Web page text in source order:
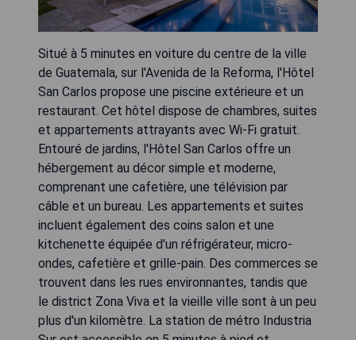
Situé à 5 minutes en voiture du centre de la ville
de Guatemala, sur l'Avenida de la Reforma, l'Hôtel
San Carlos propose une piscine extérieure et un
restaurant. Cet hôtel dispose de chambres, suites
et appartements attrayants avec Wi-Fi gratuit.
Entouré de jardins, l'Hôtel San Carlos offre un
hébergement au décor simple et moderne,
comprenant une cafetière, une télévision par
câble et un bureau. Les appartements et suites
incluent également des coins salon et une
kitchenette équipée d'un réfrigérateur, micro-
ondes, cafetière et grille-pain. Des commerces se
trouvent dans les rues environnantes, tandis que
le district Zona Viva et la vieille ville sont à un peu
plus d'un kilomètre. La station de métro Industria